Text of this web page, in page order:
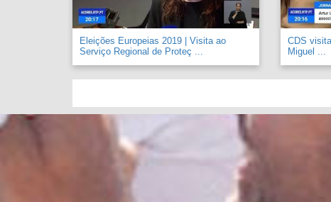
Eleições Europeias 2019 | Visita ao
Serviço Regional de Proteç ...
CDS
Miguel ...